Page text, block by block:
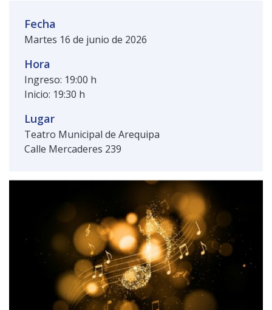
Fecha
Martes 16 de junio de 2026
Hora
Ingreso: 19:00 h
Inicio: 19:30 h
Lugar
Teatro Municipal de Arequipa
Calle Mercaderes 239